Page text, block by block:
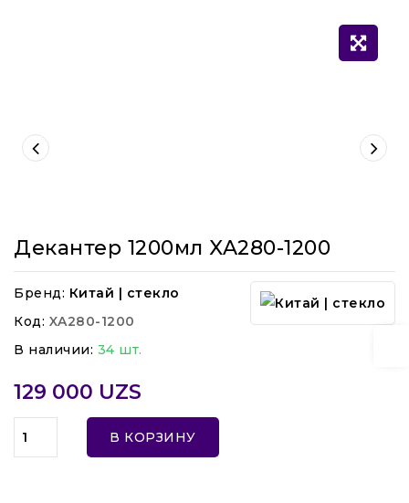
Декантер 1200мл XA280-1200
Бренд: Китай | стекло
Код: XA280-1200
В наличии: 34 шт.
129 000 UZS
В КОРЗИНУ